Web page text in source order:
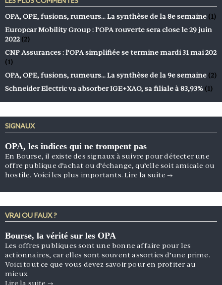
OPA, OPE, fusions, rumeurs… La synthèse de la 8e semaine (1)
Europcar Mobility Group : l’OPA rouverte sera close le 29 juin
2022 (2)
CNP Assurances : l’OPA simplifiée se termine mardi 31 mai 202
(1)
OPA, OPE, fusions, rumeurs… La synthèse de la 9e semaine (2)
Schneider Electric va absorber IGE+XAO, sa filiale à 83,93% (1)
SIGNAUX
OPA, les indices qui ne trompent pas
En Bourse, il existe des signaux à suivre pour détecter une
offre publique d’achat ou d’échange, qu’elle soit amicale ou
hostile. Voici les plus importants.Lire la suite →
VRAI OU FAUX ?
Bourse, la vérité sur les OPA
Les offres publiques sont une bonne affaire pour les
actionnaires, car elles sont souvent assorties d’une prime.
Voici tout ce que vous devez savoir pour en profiter au
mieux.
Lire la suite →